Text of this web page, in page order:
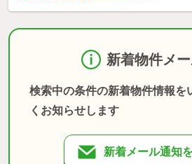
新着物件メ
検索中の条件の新着物件情報を
くお知らせします
新着メール通知